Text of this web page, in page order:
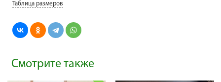
Таблица размеров
Смотрите также